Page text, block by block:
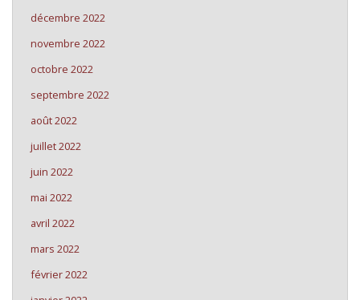
décembre 2022
novembre 2022
octobre 2022
septembre 2022
août 2022
juillet 2022
juin 2022
mai 2022
avril 2022
mars 2022
février 2022